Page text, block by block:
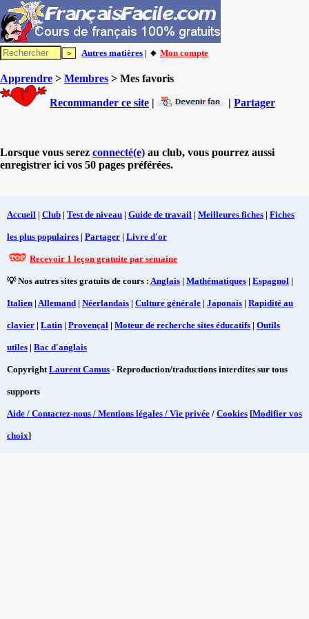
Autres matières | 🔸 Mon compte
Apprendre > Membres > Mes favoris
Recommander ce site | | Partager
Lorsque vous serez connecté(e) au club, vous pourrez aussi
enregistrer ici vos 50 pages préférées.
Accueil | Club | Test de niveau | Guide de travail | Meilleures fiches | Fiches
les plus populaires | Partager | Livre d'or
Recevoir 1 leçon gratuite par semaine
💡 Nos autres sites gratuits de cours : Anglais | Mathématiques | Espagnol |
Italien | Allemand | Néerlandais | Culture générale | Japonais | Rapidité au
clavier | Latin | Provençal | Moteur de recherche sites éducatifs | Outils
utiles | Bac d'anglais
CopyrightLaurent Camus - Reproduction/traductions interdites sur tous
supports
Aide / Contactez-nous / Mentions légales / Vie privée / Cookies [Modifier vos
choix]